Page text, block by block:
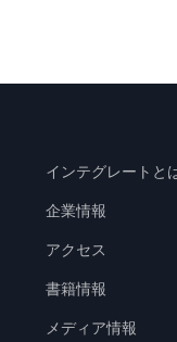
インテグレートと
企業情報
アクセス
書籍情報
メディア情報